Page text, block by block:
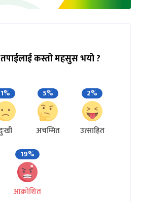
कस्तो महसुस भयो ?
1% 5%
अचम्मित
2%
उत्साहित
19%
आक्रोशित